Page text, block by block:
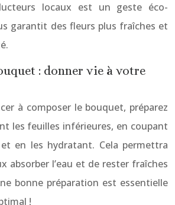
locaux est un geste éco-
garantit des fleurs plus fraîches et
: donner vie à votre
à composer le bouquet, préparez
les feuilles inférieures, en coupant
en les hydratant. Cela permettra
absorber l’eau et de rester fraîches
bonne préparation est essentielle
!